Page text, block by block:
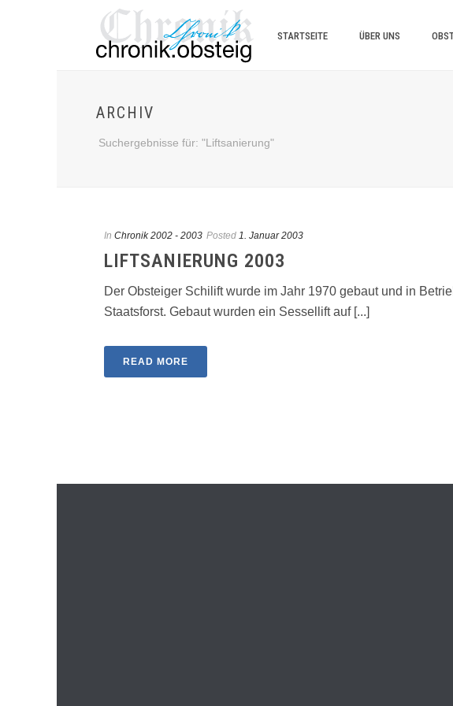
STARTSEITE ÜBER UNS
ARCHIV
Suchergebnisse für: "Liftsanierung"
In Chronik 2002 - 2003 Posted 1. Januar 2003
LIFTSANIERUNG 2003
Der Obsteiger Schilift wurde im Jahr 1970 gebaut und in
Staatsforst. Gebaut wurden ein Sessellift auf [...]
READ MORE